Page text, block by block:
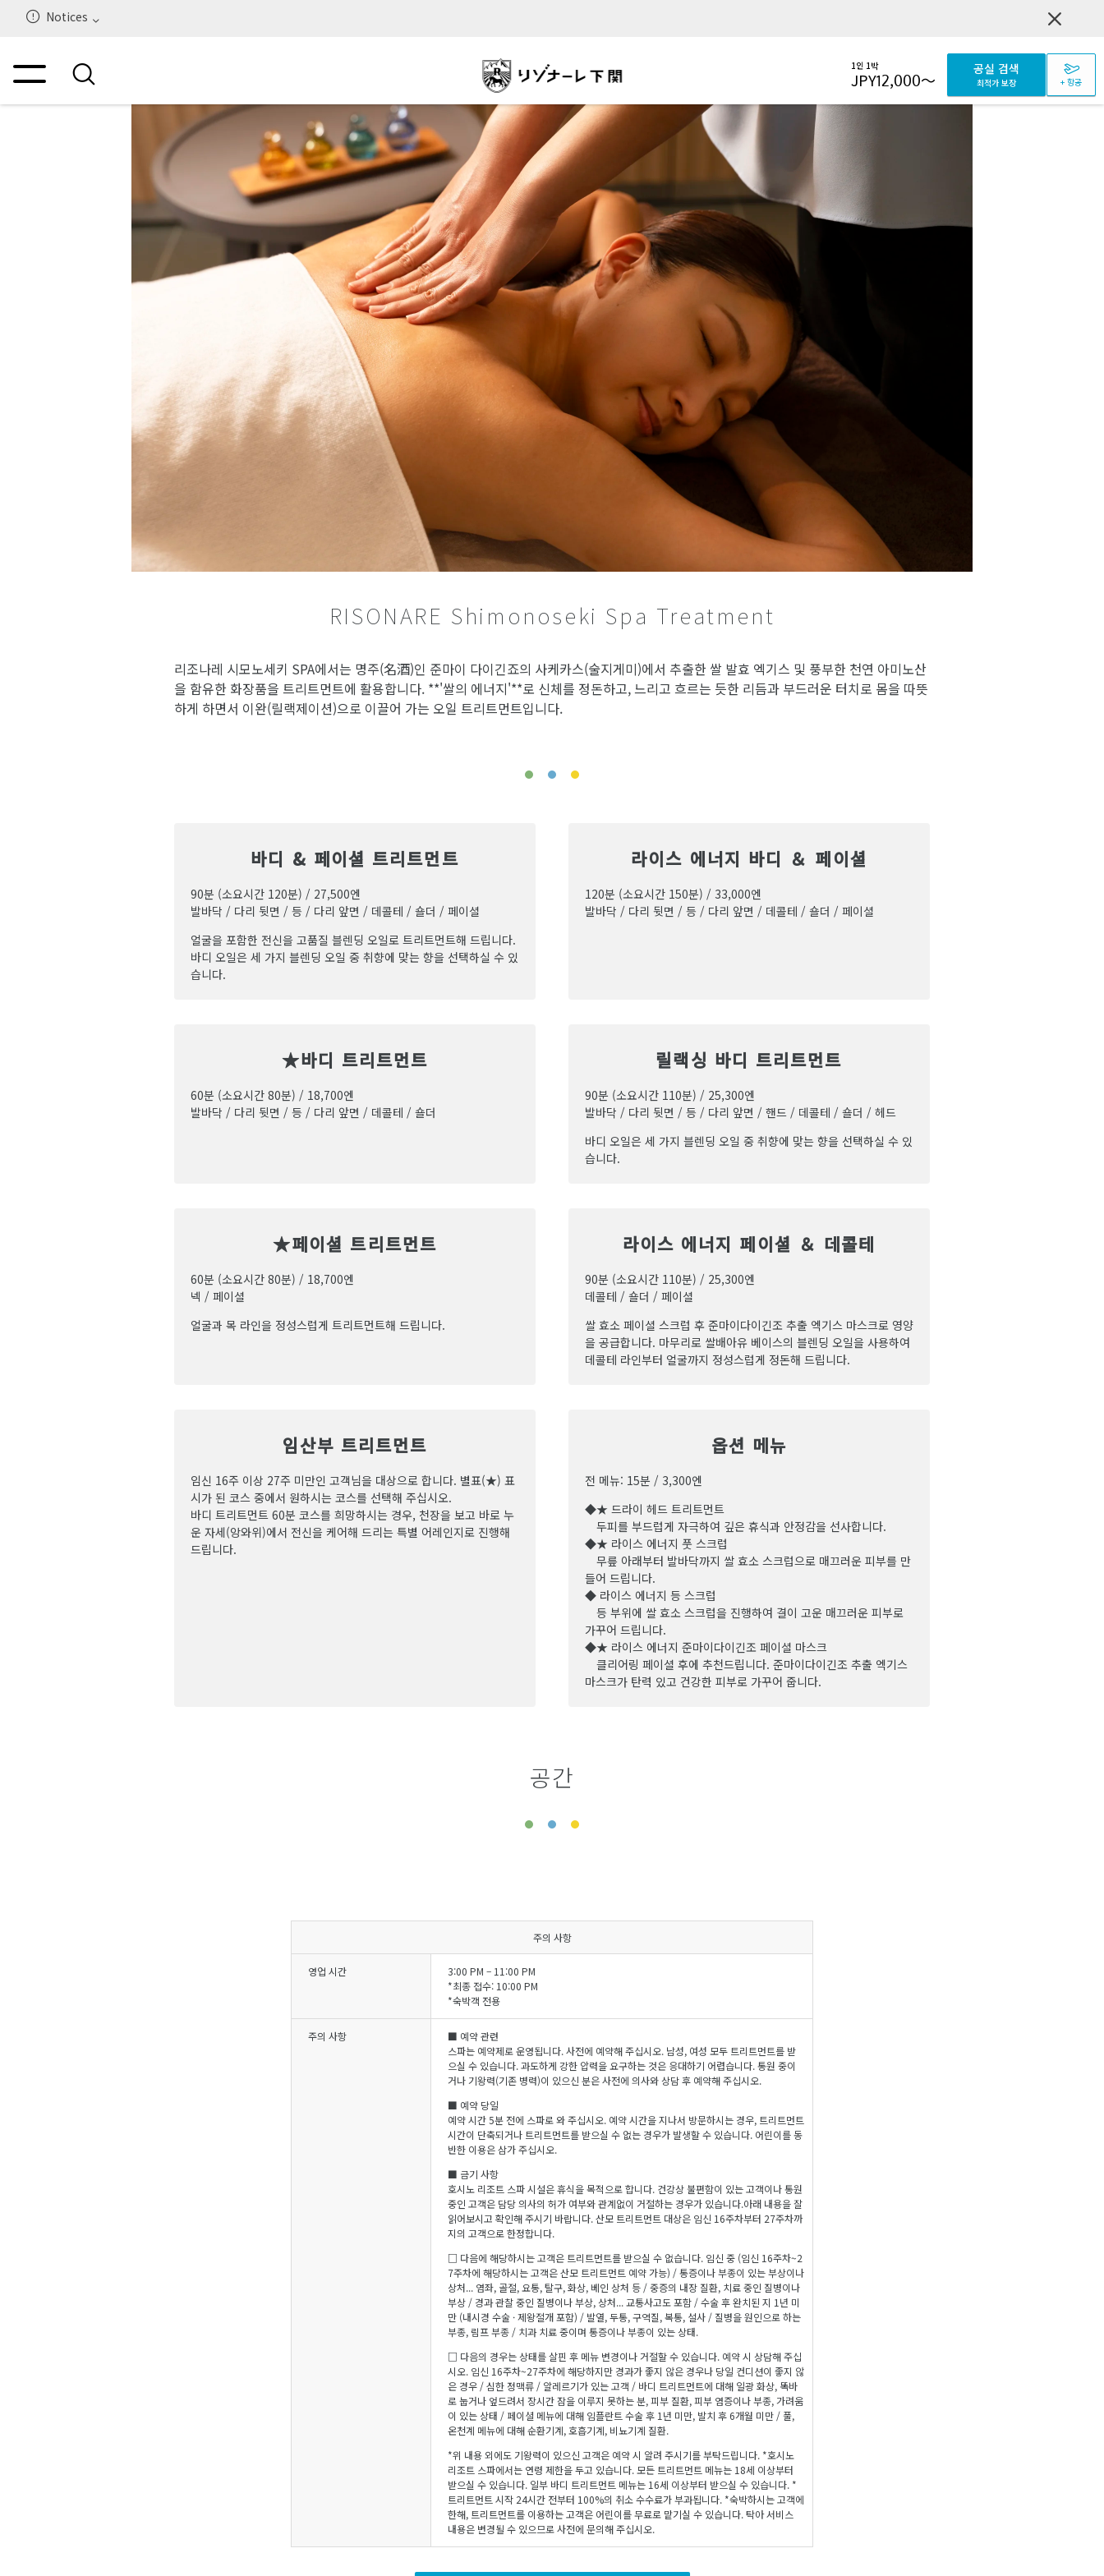
Notices
1인 1박
JPY12,000～
공실 검색
최적가 보장 + 항공
RISONARE Shimonoseki Spa Treatment
리조나레 시모노세키 SPA에서는 명주(名酒)인 준마이 다이긴죠의 사케카스(술지게미)에서 추출한 쌀 발효 엑기스 및 풍부한 천연 아미노산
을 함유한 화장품을 트리트먼트에 활용합니다. **'쌀의 에너지'**로 신체를 정돈하고, 느리고 흐르는 듯한 리듬과 부드러운 터치로 몸을 따뜻
하게 하면서 이완(릴랙제이션)으로 이끌어 가는 오일 트리트먼트입니다.
바디 & 페이셜 트리트먼트
90분 (소요시간 120분) / 27,500엔
발바닥 / 다리 뒷면 / 등 / 다리 앞면 / 데콜테 / 숄더 / 페이셜
얼굴을 포함한 전신을 고품질 블렌딩 오일로 트리트먼트해 드립니다.
바디 오일은 세 가지 블렌딩 오일 중 취향에 맞는 향을 선택하실 수 있
습니다.
라이스 에너지 바디 ＆ 페이셜
120분 (소요시간 150분) / 33,000엔
발바닥 / 다리 뒷면 / 등 / 다리 앞면 / 데콜테 / 숄더 / 페이셜
★바디 트리트먼트
60분 (소요시간 80분) / 18,700엔
발바닥 / 다리 뒷면 / 등 / 다리 앞면 / 데콜테 / 숄더
릴랙싱 바디 트리트먼트
90분 (소요시간 110분) / 25,300엔
발바닥 / 다리 뒷면 / 등 / 다리 앞면 / 핸드 / 데콜테 / 숄더 / 헤드
바디 오일은 세 가지 블렌딩 오일 중 취향에 맞는 향을 선택하실 수 있
습니다.
★페이셜 트리트먼트
60분 (소요시간 80분) / 18,700엔
넥 / 페이셜
얼굴과 목 라인을 정성스럽게 트리트먼트해 드립니다.
라이스 에너지 페이셜 ＆ 데콜테
90분 (소요시간 110분) / 25,300엔
데콜테 / 숄더 / 페이셜
쌀 효소 페이셜 스크럽 후 준마이다이긴조 추출 엑기스 마스크로 영양
을 공급합니다. 마무리로 쌀배아유 베이스의 블렌딩 오일을 사용하여
데콜테 라인부터 얼굴까지 정성스럽게 정돈해 드립니다.
임산부 트리트먼트
임신 16주 이상 27주 미만인 고객님을 대상으로 합니다. 별표(★) 표
시가 된 코스 중에서 원하시는 코스를 선택해 주십시오.
바디 트리트먼트 60분 코스를 희망하시는 경우, 천장을 보고 바로 누
운 자세(앙와위)에서 전신을 케어해 드리는 특별 어레인지로 진행해
드립니다.
옵션 메뉴
전 메뉴: 15분 / 3,300엔
◆★ 드라이 헤드 트리트먼트
두피를 부드럽게 자극하여 깊은 휴식과 안정감을 선사합니다.
◆★ 라이스 에너지 풋 스크럽
무릎 아래부터 발바닥까지 쌀 효소 스크럽으로 매끄러운 피부를 만
들어 드립니다.
◆ 라이스 에너지 등 스크럽
등 부위에 쌀 효소 스크럽을 진행하여 결이 고운 매끄러운 피부로
가꾸어 드립니다.
◆★ 라이스 에너지 준마이다이긴조 페이셜 마스크
클리어링 페이셜 후에 추천드립니다. 준마이다이긴조 추출 엑기스
마스크가 탄력 있고 건강한 피부로 가꾸어 줍니다.
공간
주의 사항
영업 시간
3:00 PM – 11:00 PM
*최종 접수: 10:00 PM
*숙박객 전용
주의 사항
■ 예약 관련
스파는 예약제로 운영됩니다. 사전에 예약해 주십시오. 남성, 여성 모두 트리트먼트를 받
으실 수 있습니다. 과도하게 강한 압력을 요구하는 것은 응대하기 어렵습니다. 통원 중이
거나 기왕력(기존 병력)이 있으신 분은 사전에 의사와 상담 후 예약해 주십시오.
■ 예약 당일
예약 시간 5분 전에 스파로 와 주십시오. 예약 시간을 지나서 방문하시는 경우, 트리트먼트
시간이 단축되거나 트리트먼트를 받으실 수 없는 경우가 발생할 수 있습니다. 어린이를 동
반한 이용은 삼가 주십시오.
■ 금기 사항
호시노 리조트 스파 시설은 휴식을 목적으로 합니다. 건강상 불편함이 있는 고객이나 통원
중인 고객은 담당 의사의 허가 여부와 관계없이 거절하는 경우가 있습니다.아래 내용을 잘
읽어보시고 확인해 주시기 바랍니다. 산모 트리트먼트 대상은 임신 16주차부터 27주차까
지의 고객으로 한정합니다.
□ 다음에 해당하시는 고객은 트리트먼트를 받으실 수 없습니다. 임신 중 (임신 16주차~2
7주차에 해당하시는 고객은 산모 트리트먼트 예약 가능) / 통증이나 부종이 있는 부상이나
상처... 염좌, 골절, 요통, 탈구, 화상, 베인 상처 등 / 중증의 내장 질환, 치료 중인 질병이나
부상 / 경과 관찰 중인 질병이나 부상, 상처... 교통사고도 포함 / 수술 후 완치된 지 1년 미
만 (내시경 수술 · 제왕절개 포함) / 발열, 두통, 구역질, 복통, 설사 / 질병을 원인으로 하는
부종, 림프 부종 / 치과 치료 중이며 통증이나 부종이 있는 상태.
□ 다음의 경우는 상태를 살핀 후 메뉴 변경이나 거절할 수 있습니다. 예약 시 상담해 주십
시오. 임신 16주차~27주차에 해당하지만 경과가 좋지 않은 경우나 당일 컨디션이 좋지 않
은 경우 / 심한 정맥류 / 알레르기가 있는 고객 / 바디 트리트먼트에 대해 일광 화상, 똑바
로 눕거나 엎드려서 장시간 잠을 이루지 못하는 분, 피부 질환, 피부 염증이나 부종, 가려움
이 있는 상태 / 페이셜 메뉴에 대해 임플란트 수술 후 1년 미만, 발치 후 6개월 미만 / 풀,
온천계 메뉴에 대해 순환기계, 호흡기계, 비뇨기계 질환.
*위 내용 외에도 기왕력이 있으신 고객은 예약 시 알려 주시기를 부탁드립니다. *호시노
리조트 스파에서는 연령 제한을 두고 있습니다. 모든 트리트먼트 메뉴는 18세 이상부터
받으실 수 있습니다. 일부 바디 트리트먼트 메뉴는 16세 이상부터 받으실 수 있습니다. *
트리트먼트 시작 24시간 전부터 100%의 취소 수수료가 부과됩니다. *숙박하시는 고객에
한해, 트리트먼트를 이용하는 고객은 어린이를 무료로 맡기실 수 있습니다. 탁아 서비스
내용은 변경될 수 있으므로 사전에 문의해 주십시오.